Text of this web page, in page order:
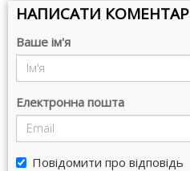
НАПИСАТИ КОМЕНТАР
Ваше ім'я
Електронна пошта
Повідомити про відповідь